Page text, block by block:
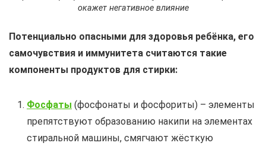
окажет негативное влияние
Потенциально опасными для здоровья ребёнка, его
самочувствия и иммунитета считаются такие
компоненты продуктов для стирки:
Фосфаты (фосфонаты и фосфориты) – элементы
препятствуют образованию накипи на элементах
стиральной машины, смягчают жёсткую